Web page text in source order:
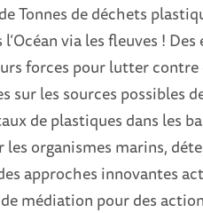
Tonnes de déchets
l’Océan via les fleuves !
forces pour lutter
sur les sources possibles
de plastiques dans les
organismes marins,
approches innovantes
médiation pour des